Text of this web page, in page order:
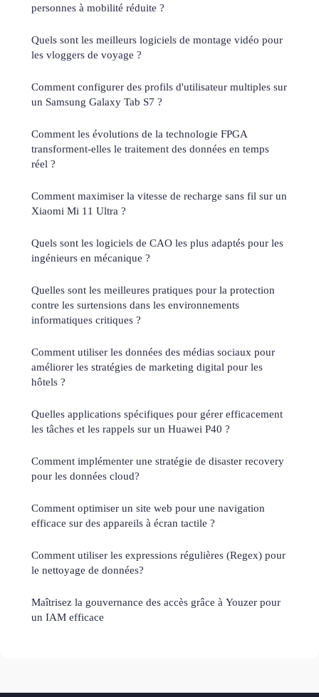
personnes à mobilité réduite ?
Quels sont les meilleurs logiciels de montage vidéo pour
les vloggers de voyage ?
Comment configurer des profils d'utilisateur multiples sur
un Samsung Galaxy Tab S7 ?
Comment les évolutions de la technologie FPGA
transforment-elles le traitement des données en temps
réel ?
Comment maximiser la vitesse de recharge sans fil sur un
Xiaomi Mi 11 Ultra ?
Quels sont les logiciels de CAO les plus adaptés pour les
ingénieurs en mécanique ?
Quelles sont les meilleures pratiques pour la protection
contre les surtensions dans les environnements
informatiques critiques ?
Comment utiliser les données des médias sociaux pour
améliorer les stratégies de marketing digital pour les
hôtels ?
Quelles applications spécifiques pour gérer efficacement
les tâches et les rappels sur un Huawei P40 ?
Comment implémenter une stratégie de disaster recovery
pour les données cloud?
Comment optimiser un site web pour une navigation
efficace sur des appareils à écran tactile ?
Comment utiliser les expressions régulières (Regex) pour
le nettoyage de données?
Maîtrisez la gouvernance des accès grâce à Youzer pour
un IAM efficace